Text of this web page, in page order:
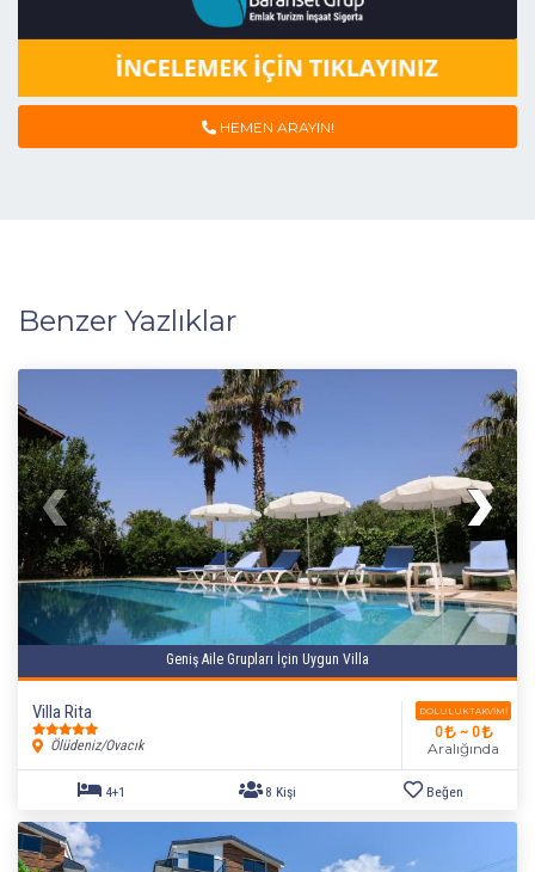
HEMEN ARAYIN!
Benzer Yazlıklar
Geniş Aile Grupları İçin Uygun Villa
Villa Rita
Ölüdeniz/Ovacık
DOLULUK TAKVIMI
0 ~ 0
Aralığında